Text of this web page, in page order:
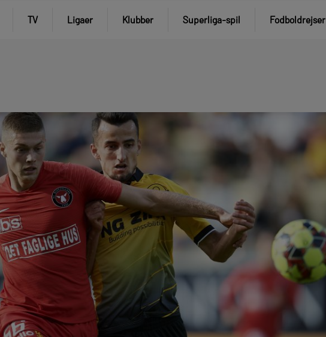
TV Ligaer Klubber Superliga-spil Fodboldrejser